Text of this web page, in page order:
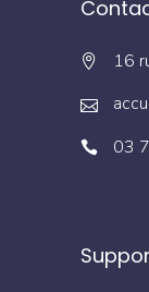
16
03